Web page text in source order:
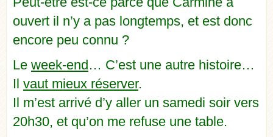
ouvert il n’y a pas longtemps, et est donc
encore peu connu ?
Le week-end … C’est une autre histoire…
Il vaut mieux réserver.
Il m’est arrivé d’y aller un samedi soir vers
20h30, et qu’on me refuse une table.